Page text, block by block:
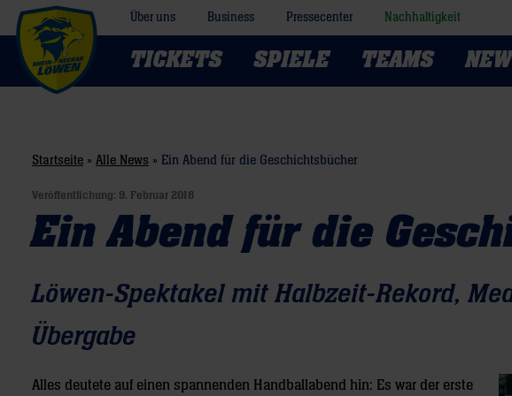
Über uns Business Pressecenter Nachhaltigkeit
TICKETS SPIELE TEAMS
Startseite » Alle News » Ein Abend für die Geschichtsbücher
Veröffentlichung: 9. Februar 2018
Ein Abend für die
Löwen-Spektakel mit Halbzeit-Rekord,
Übergabe
Alles deutete auf einen spannenden Handballabend hin: Es war der erste